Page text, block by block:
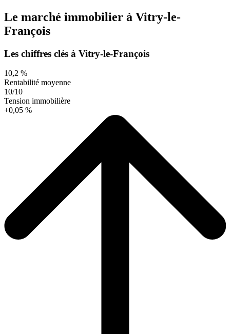
Le marché immobilier à Vitry-le-
François
Les chiffres clés à Vitry-le-François
10,2 %
Rentabilité moyenne
10/10
Tension immobilière
+0,05 %